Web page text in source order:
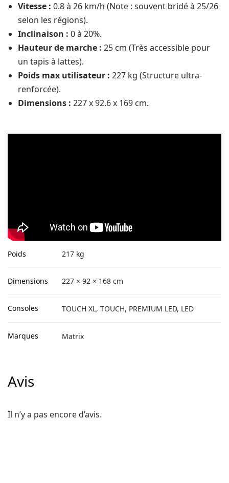
Vitesse : 0.8 à 26 km/h (Note : souvent bridé à 25/26
selon les régions).
Inclinaison : 0 à 20%.
Hauteur de marche : 25 cm (Très accessible pour
un tapis à lattes).
Poids max utilisateur : 227 kg (Structure ultra-
renforcée).
Dimensions : 227 x 92.6 x 169 cm.
Poids 217 kg
Dimensions 227 × 92 × 168 cm
Consoles TOUCH XL, TOUCH, PREMIUM LED, LED
Marques Matrix
Avis
Il n’y a pas encore d’avis.